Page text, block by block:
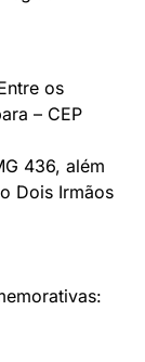
os
– CEP
436, além
Dois Irmãos